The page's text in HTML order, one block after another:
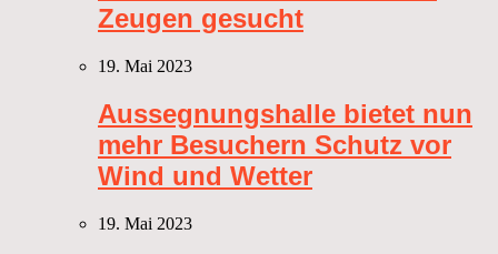
Zeugen gesucht
19. Mai 2023
Aussegnungshalle bietet nun
mehr Besuchern Schutz vor
Wind und Wetter
19. Mai 2023